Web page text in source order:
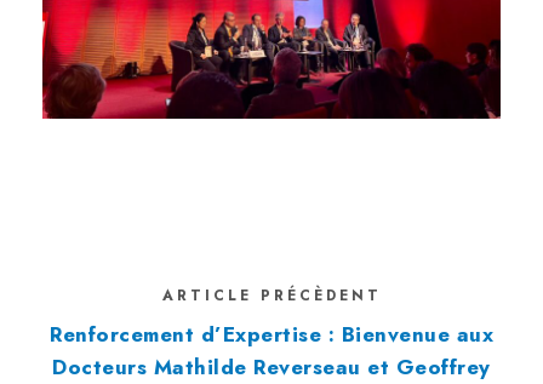
ARTICLE PRÉCÈDENT
Renforcement d’Expertise : Bienvenue aux
Docteurs Mathilde Reverseau et Geoffrey